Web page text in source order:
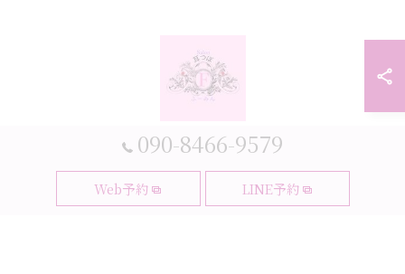
090-8466-9579
Web予約 LINE予約
© 2026 大阪府大阪市の耳つぼなら耳つぼダイエットサロンふーみん ALL
RIGHTS RESERVED.